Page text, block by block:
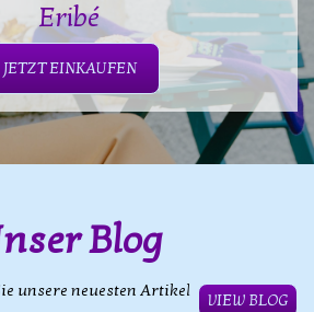
Eribé
JETZT EINKAUFEN
Blog
unsere neuesten Artikel
VIEW BLOG